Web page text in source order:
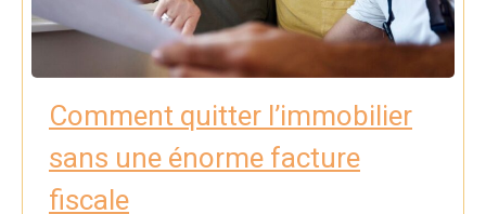
Comment quitter l’immobilier
sans une énorme facture
fiscale